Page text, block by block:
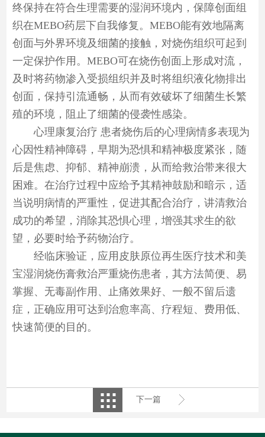
终保持在符合生理需要的湿润环境内，保障创面组
织在MEBO药层下自我修复。MEBO能有效地隔离
创面与外界环境及细菌的接触，对烧伤组织可起到
一定保护作用。MEBO可在烧伤创面上形成对流，
及时将药物渗入受损组织并及时将组织液化物排出
创面，保持引流通畅，从而有效破坏了细菌生长繁
殖的环境，阻止了细菌的侵袭性感染。
心理康复治疗 患者烧伤后的心理病情多表现为
心因性精神障碍，早期为恐惧和精神极度紧张，随
后是焦虑、抑郁、精神崩溃，从而给救治带来很大
困难。在治疗过程中应给予其精神鼓励和暗示，适
当说明病情的严重性，促进其配合治疗，讲清救治
成功的希望，消除其恐惧心理，增强其求生的欲
望，必要时给予药物治疗。
经临床验证，应用皮肤原位再生医疗技术和美
宝湿润烧伤膏救治严重烧伤患者，其方法简便、易
掌握、无毒副作用、止痛效果好、一般不留后遗
症，正确应用可达到治愈率高、疗程短、费用低、
快速简便的目的。
下一篇